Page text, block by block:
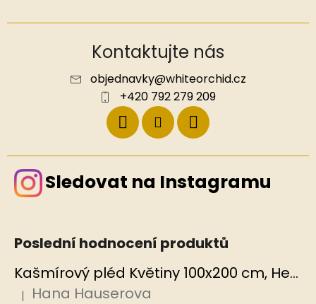
Kontaktujte nás
objednavky@whiteorchid.cz
+420 792 279 209
Sledovat na Instagramu
Poslední hodnocení produktů
Kašmírový pléd Květiny 100x200 cm, Hedvábný svět
| Hana Hauserova